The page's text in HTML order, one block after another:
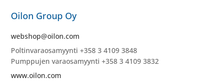
Oilon Group Oy
webshop@oilon.com
Poltinvaraosamyynti +358 3 4109 3848
Pumppujen varaosamyynti +358 3 4109 3832
www.oilon.com